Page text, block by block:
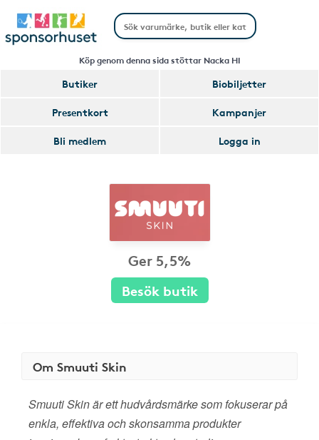
Köp genom denna sida stöttar Nacka HI
Butiker
Biobiljetter
Presentkort
Kampanjer
Bli medlem
Logga in
Ger 5,5%
Besök butik
Om Smuuti Skin
Smuuti Skin är ett hudvårdsmärke som fokuserar på
enkla, effektiva och skonsamma produkter